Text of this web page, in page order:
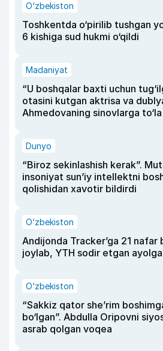
O‘zbekiston
Toshkentda o‘pirilib tushgan
6 kishiga sud hukmi o‘qildi
Madaniyat
“U boshqalar baxti uchun
otasini kutgan aktrisa va
Ahmedovaning sinovlarga
Dunyo
“Biroz sekinlashish kerak”.
insoniyat sun’iy intellektni
qolishidan xavotir bildirdi
O‘zbekiston
Andijonda Tracker’ga 21 nafar
joylab, YTH sodir etgan ayolga
O‘zbekiston
“Sakkiz qator she’rim
bo‘lgan”. Abdulla Oripovni
asrab qolgan voqea